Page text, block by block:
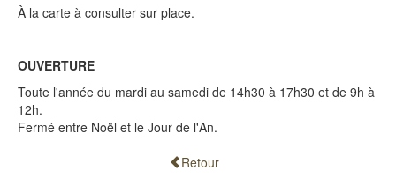
À la carte à consulter sur place.
OUVERTURE
Toute l'année du mardi au samedi de 14h30 à 17h30 et de 9h à
12h.
Fermé entre Noël et le Jour de l'An.
Retour